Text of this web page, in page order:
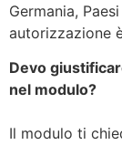
Germania,
autorizzazione
Devo
nel modulo?
Il modulo ti